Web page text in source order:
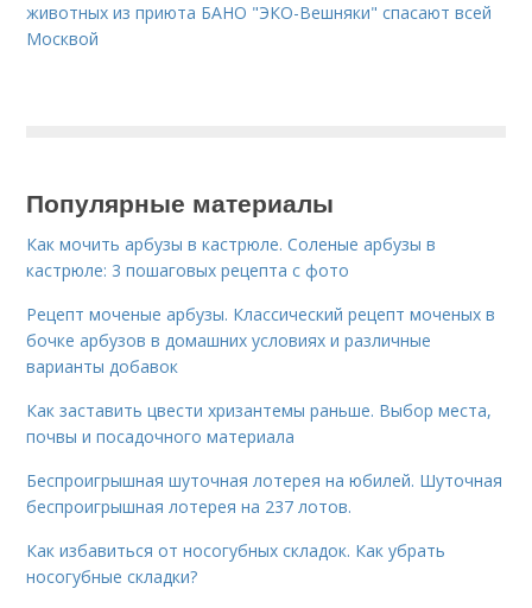
животных из приюта БАНО "ЭКО-Вешняки" спасают всей
Москвой
Популярные материалы
Как мочить арбузы в кастрюле. Соленые арбузы в
кастрюле: 3 пошаговых рецепта с фото
Рецепт моченые арбузы. Классический рецепт моченых в
бочке арбузов в домашних условиях и различные
варианты добавок
Как заставить цвести хризантемы раньше. Выбор места,
почвы и посадочного материала
Беспроигрышная шуточная лотерея на юбилей. Шуточная
беспроигрышная лотерея на 237 лотов.
Как избавиться от носогубных складок. Как убрать
носогубные складки?